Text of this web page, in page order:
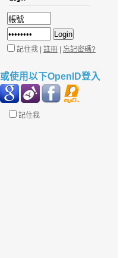
記住我 | 註冊 | 忘記密碼?
或使用以下OpenID登入
記住我